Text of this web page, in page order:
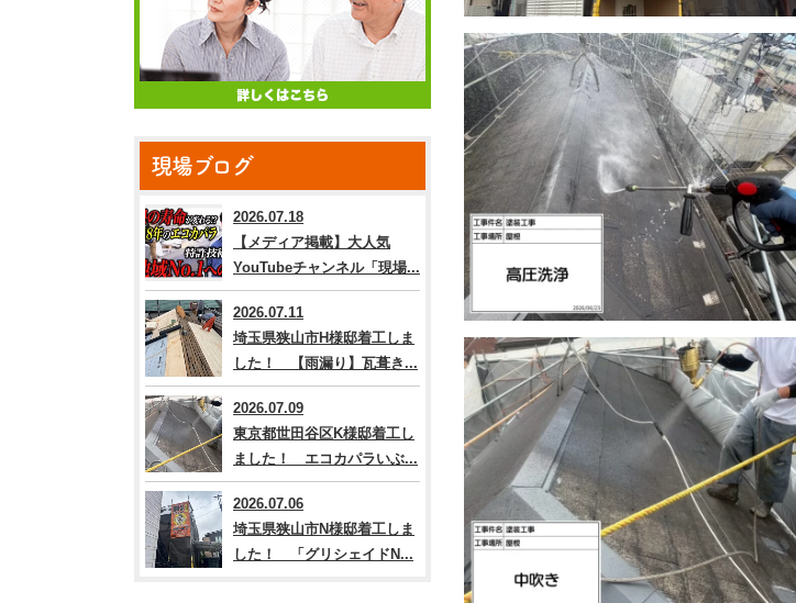
現場ブログ
2026.07.18
【メディア掲載】大人気
YouTubeチャンネル「現場...
2026.07.11
埼玉県狭山市H様邸着工しま
した！ 【雨漏り】瓦葺き...
2026.07.09
東京都世田谷区K様邸着工し
ました！ エコカパラいぶ...
2026.07.06
埼玉県狭山市N様邸着工しま
した！ 「グリシェイドN...